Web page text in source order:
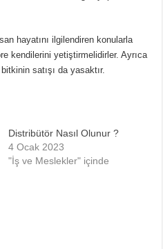
hayatını ilgilendiren konularla
kendilerini yetiştirmelidirler. Ayrıca
satışı da yasaktır.
Distribütör Nasıl Olunur ?
4 Ocak 2023
"İş ve Meslekler" içinde